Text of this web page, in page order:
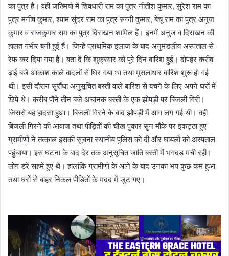
का पुत्र हैं। वही जख्मियों में शिवधारी राम का पुत्र नीतीश कुमार, सुरेश राम का
पुत्र मनीष कुमार, श्याम सुंदर राम का पुत्र सन्नी कुमार, बेचू राम का पुत्र अनुज
कुमार व राजकुमार राम का पुत्र दिराखन शामिल हैं। इनमें अनुज व दिराखन की
हालत गंभीर बनी हुई हैं। जिन्हें प्राथमिक इलाज के बाद अनुमंडलीय अस्पताल से
रेफ कर दिया गया हैं। बता दें कि शुक्रवार को पूरे दिन बारिश हुई। दोपहर करीब
ढ़ाई बजे आकाश काले बादलों से घिर गया था तथा मूसलाधार बारिश शुरू हो गई
थी। इसी दौरान सुरौंधा अनुसूचित बस्ती वाले बारिश से बचने के लिए अपने घरों में
छिपे थे। करीब पौने तीन बजे अचानक बस्ती के एक झोपड़ी पर बिजली गिरी।
जिससे यह हादसा हुआ। बिजली गिरने के बाद झोपड़ी में आग लग गई थी। वही
बिजली गिरने की आवाज तथा पीड़ितों की चीख पुकार सुन मौके पर इकट्ठा हुए
ग्रामीणों ने तत्काल इसकी सूचना स्थानीय पुलिस को दी और घायलों को अस्पताल
पहुंचाया। इस घटना के बाद देर तक अनुसूचित जाति बस्ती में भगदड़ मची रही।
लोग डरें सहमें हुए थे। हालांकि ग्रामीणों के आने के बाद उनका भय कुछ कम हुआ
तथा घरों से बाहर निकल पीड़ितों के मदद में जुट गए।